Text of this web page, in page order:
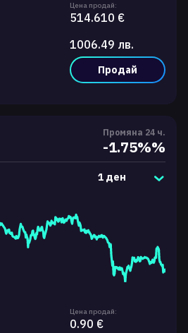
Цена продай:
514.610 €
1006.49 лв.
Продай
Промяна 24 ч.
-1.75%%
1 ден
Цена продай:
0.90 €